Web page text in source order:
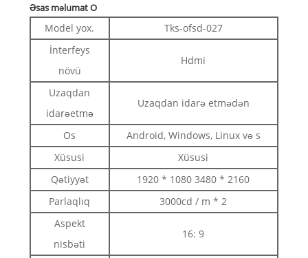
Əsas məlumatO
Model yox.
Tks-ofsd-027
İnterfeys
növü
Hdmi
Uzaqdan
idarəetmə
Uzaqdan idarə etmədən
Os
Android, Windows, Linux və s
Xüsusi
Xüsusi
Qətiyyət
1920 * 1080 3480 * 2160
Parlaqlıq
3000cd / m * 2
Aspekt
nisbəti
16: 9